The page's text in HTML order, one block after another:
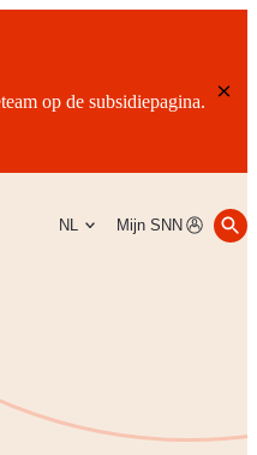
op de subsidiepagina.
NL Mijn SNN